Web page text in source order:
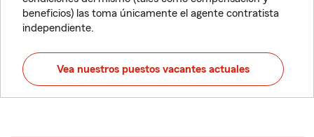
beneficios) las toma únicamente el agente contratista
independiente.
Vea nuestros puestos vacantes actuales